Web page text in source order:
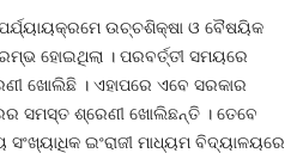
ଉଚ୍ଚଶିକ୍ଷା ଓ ବୈଷୟିକ
ହୋଇଥିଲା । ପରବର୍ତ୍ତୀ ସମୟରେ
ଖୋଲିଛି । ଏହାପରେ ଏବେ ସରକାର
ସମସ୍ତ ଶ୍ରେଣୀ ଖୋଲିଛନ୍ତି । ତେବେ
ଇଂରାଜୀ ମାଧ୍ୟମ ବିଦ୍ୟାଳୟରେ